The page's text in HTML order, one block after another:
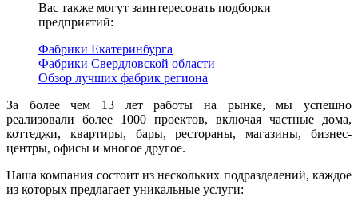
Вас также могут заинтересовать подборки
предприятий:
Фабрики Екатеринбурга
Фабрики Свердловской области
Обзор лучших фабрик региона
За более чем 13 лет работы на рынке, мы успешно
реализовали более 1000 проектов, включая частные дома,
коттеджи, квартиры, бары, рестораны, магазины, бизнес-
центры, офисы и многое другое.
Наша компания состоит из нескольких подразделений, каждое
из которых предлагает уникальные услуги: